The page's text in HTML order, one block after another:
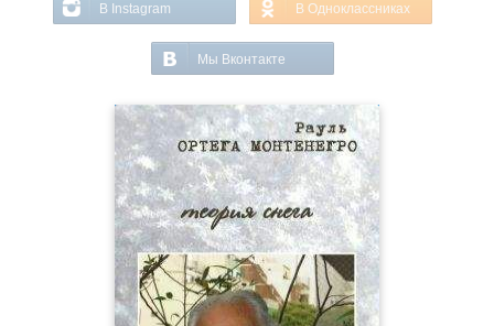
В Instagram В Одноклассниках
Мы Вконтакте